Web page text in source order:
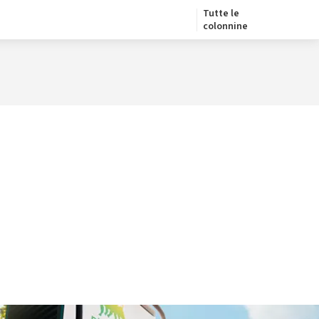
Tutte le
colonnine